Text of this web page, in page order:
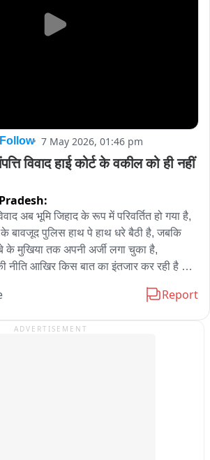
Follow 7 May 2026, 01:46 pm
विवाद हाई कोर्ट के वकील को ही नहीं
अब भूमि जिहाद के रूप में परिवर्तित हो गया है,
बावजूद पुलिस हाथ पे हाथ धरे बैठी है, जबकि
मुखिया तक अपनी अर्जी लगा चुका है,
नीति आखिर किस बात का इंतजार कर रही है बाबा
हम जान की माफी नहीं देंगे क्या यह बात पुलिस
कामों में लिप्त लोगों को शरण तक दे रखी हो जो कि
Report
ADVERTISEMENT